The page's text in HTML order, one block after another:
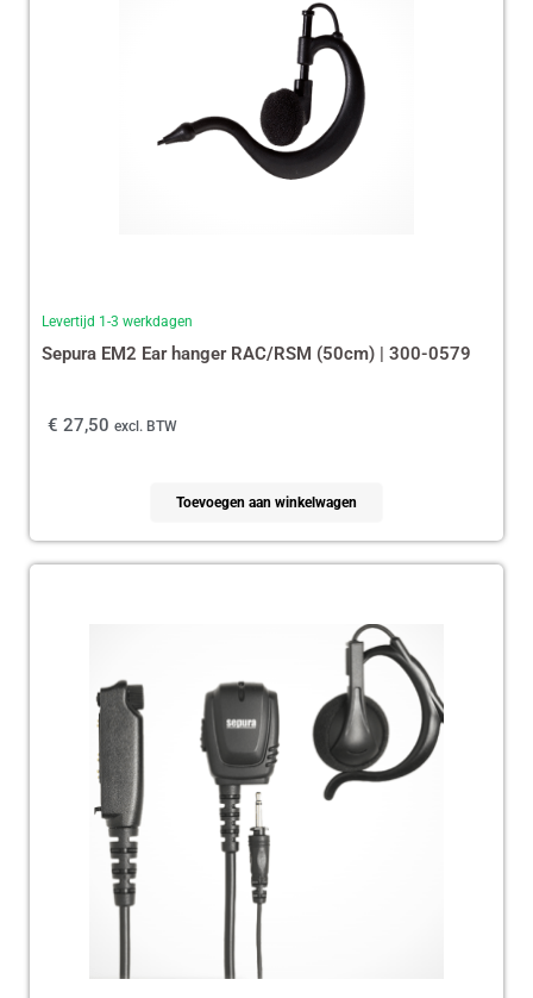
Levertijd 1-3 werkdagen
Sepura EM2 Ear hanger RAC/RSM (50cm) | 300-0579
€ 27,50 excl. BTW
Toevoegen aan winkelwagen